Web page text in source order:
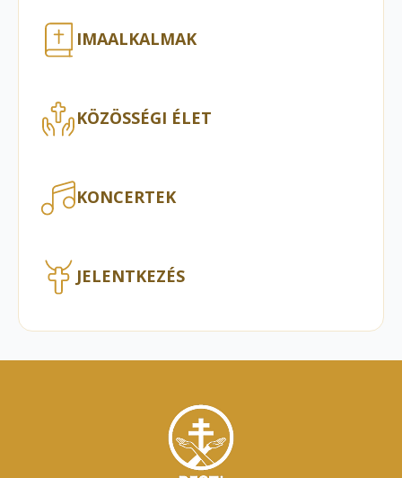
IMAALKALMAK
KÖZÖSSÉGI ÉLET
KONCERTEK
JELENTKEZÉS